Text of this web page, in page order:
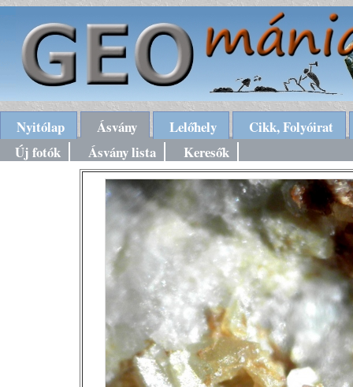
Nyitólap Ásvány Lelőhely
Cikk, Folyóirat
Új fotók
Ásvány lista Keresők